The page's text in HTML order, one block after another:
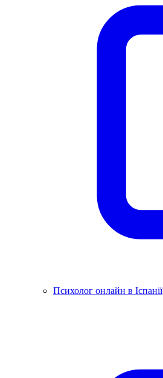
Психолог онлайн в Іспанії